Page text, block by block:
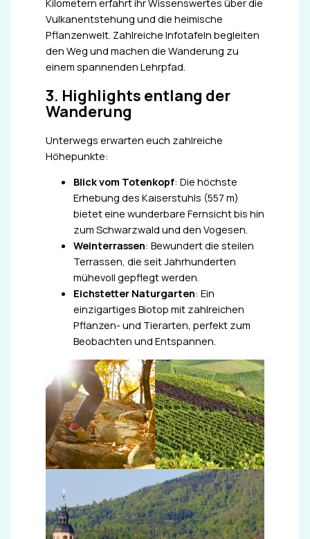
Kilometern erfahrt ihr Wissenswertes über die
Vulkanentstehung und die heimische
Pflanzenwelt. Zahlreiche Infotafeln begleiten
den Weg und machen die Wanderung zu
einem spannenden Lehrpfad.
3. Highlights entlang der
Wanderung
Unterwegs erwarten euch zahlreiche
Höhepunkte:
Blick vom Totenkopf: Die höchste
Erhebung des Kaiserstuhls (557 m)
bietet eine wunderbare Fernsicht bis hin
zum Schwarzwald und den Vogesen.
Weinterrassen: Bewundert die steilen
Terrassen, die seit Jahrhunderten
mühevoll gepflegt werden.
Eichstetter Naturgarten: Ein
einzigartiges Biotop mit zahlreichen
Pflanzen- und Tierarten, perfekt zum
Beobachten und Entspannen.